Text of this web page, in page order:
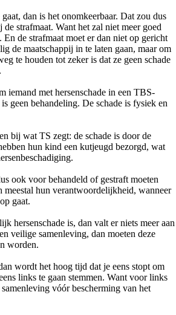
dan is het onomkeerbaar. Dat zou dus
strafmaat. Want het zal niet meer goed
En de strafmaat moet er dan niet op gericht
de maatschappij in te laten gaan, maar om
te houden tot zeker is dat ze geen schade
iemand met hersenschade in een TBS-
geen behandeling. De schade is fysiek en
bij wat TS zegt: de schade is door de
hun kind een kutjeugd bezorgd, wat
ook voor behandeld of gestraft moeten
meestal hun verantwoordelijkheid, wanneer
gaat.
hersenschade is, dan valt er niets meer aan
veilige samenleving, dan moeten deze
worden.
wordt het hoog tijd dat je eens stopt om
links te gaan stemmen. Want voor links
vóór bescherming van het